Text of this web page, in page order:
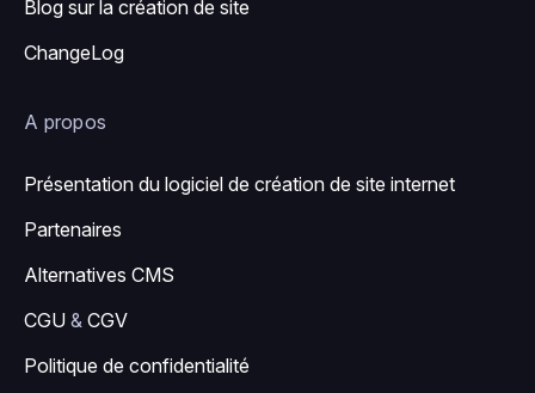
Blog sur la création de site
ChangeLog
A propos
Présentation du logiciel de création de site internet
Partenaires
Alternatives CMS
CGU & CGV
Politique de confidentialité